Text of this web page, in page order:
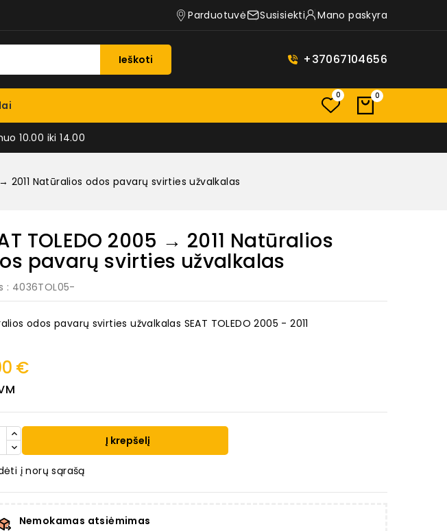
Parduotuvė Susisiekti Mano paskyra
Ieškoti +37067104656
0 0
10.00 iki 14.00
→ 2011 Natūralios odos pavarų svirties užvalkalas
TOLEDO 2005 → 2011 Natūralios
pavarų svirties užvalkalas
: 4036TOL05-
odos pavarų svirties užvalkalas SEAT TOLEDO 2005 - 2011
€
Į krepšelį
į norų sąrašą
Nemokamas atsiėmimas